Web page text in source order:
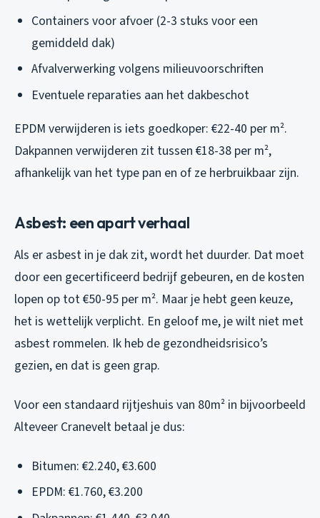
Containers voor afvoer (2-3 stuks voor een
gemiddeld dak)
Afvalverwerking volgens milieuvoorschriften
Eventuele reparaties aan het dakbeschot
EPDM verwijderen is iets goedkoper: €22-40 per m².
Dakpannen verwijderen zit tussen €18-38 per m²,
afhankelijk van het type pan en of ze herbruikbaar zijn.
Asbest: een apart verhaal
Als er asbest in je dak zit, wordt het duurder. Dat moet
door een gecertificeerd bedrijf gebeuren, en de kosten
lopen op tot €50-95 per m². Maar je hebt geen keuze,
het is wettelijk verplicht. En geloof me, je wilt niet met
asbest rommelen. Ik heb de gezondheidsrisico’s
gezien, en dat is geen grap.
Voor een standaard rijtjeshuis van 80m² in bijvoorbeeld
Alteveer Cranevelt betaal je dus:
Bitumen: €2.240, €3.600
EPDM: €1.760, €3.200